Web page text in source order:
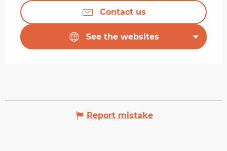
Contact us
See the websites
Report mistake